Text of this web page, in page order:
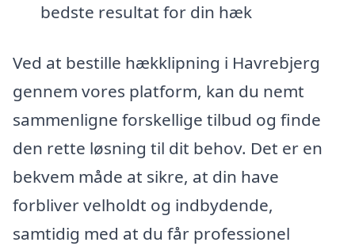
bedste resultat for din hæk
Ved at bestille hækklipning i Havrebjerg
gennem vores platform, kan du nemt
sammenligne forskellige tilbud og finde
den rette løsning til dit behov. Det er en
bekvem måde at sikre, at din have
forbliver velholdt og indbydende,
samtidig med at du får professionel